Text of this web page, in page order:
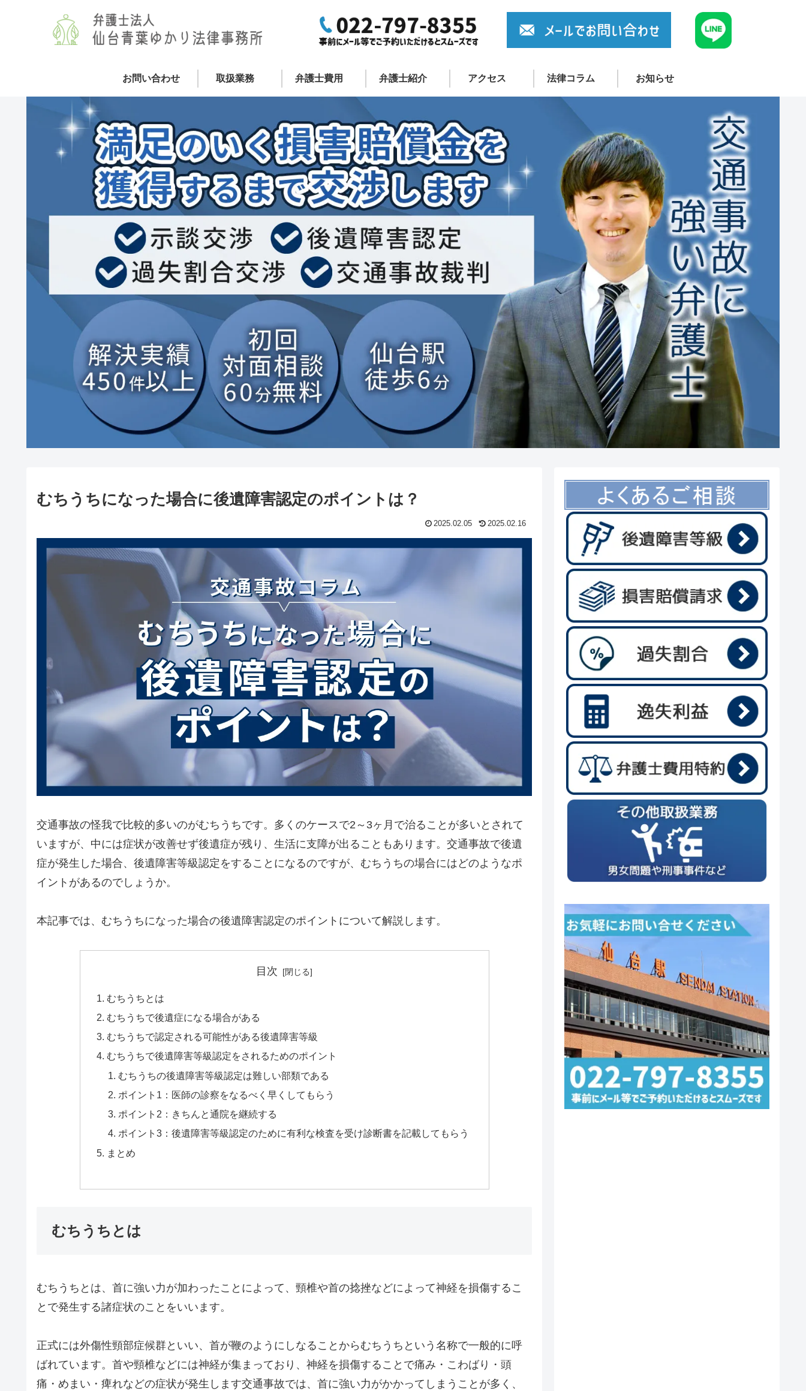
お問い合わせ 取扱業務 弁護士費用 弁護士紹介 アクセス 法律コラム お知らせ
むちうちになった場合に後遺障害認定のポイントは？
2025.02.05 2025.02.16
交通事故の怪我で比較的多いのがむちうちです。多くのケースで2～3ヶ月で治ることが多いとされて
いますが、中には症状が改善せず後遺症が残り、生活に支障が出ることもあります。交通事故で後遺
症が発生した場合、後遺障害等級認定をすることになるのですが、むちうちの場合にはどのようなポ
イントがあるのでしょうか。
本記事では、むちうちになった場合の後遺障害認定のポイントについて解説します。
目次
むちうちとは
むちうちで後遺症になる場合がある
むちうちで認定される可能性がある後遺障害等級
むちうちで後遺障害等級認定をされるためのポイント
むちうちの後遺障害等級認定は難しい部類である
ポイント1：医師の診察をなるべく早くしてもらう
ポイント2：きちんと通院を継続する
ポイント3：後遺障害等級認定のために有利な検査を受け診断書を記載してもらう
まとめ
むちうちとは
むちうちとは、首に強い力が加わったことによって、頸椎や首の捻挫などによって神経を損傷するこ
とで発生する諸症状のことをいいます。
正式には外傷性頸部症候群といい、首が鞭のようにしなることからむちうちという名称で一般的に呼
ばれています。首や頸椎などには神経が集まっており、神経を損傷することで痛み・こわばり・頭
痛・めまい・痺れなどの症状が発生します交通事故では、首に強い力がかかってしまうことが多く、